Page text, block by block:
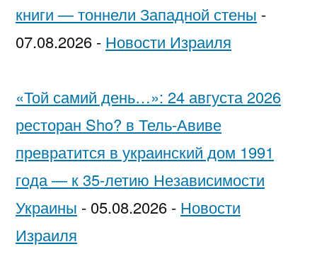
книги — тоннели Западной стены -
07.08.2026 - Новости Израиля
«Той самий день…»: 24 августа 2026
ресторан Sho? в Тель-Авиве
превратится в украинский дом 1991
года — к 35-летию Независимости
Украины - 05.08.2026 - Новости
Израиля